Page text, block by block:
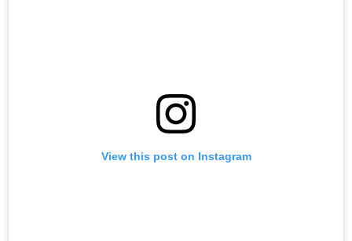
View this post on Instagram